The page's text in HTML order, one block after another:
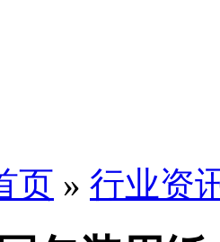
页 » 行业资